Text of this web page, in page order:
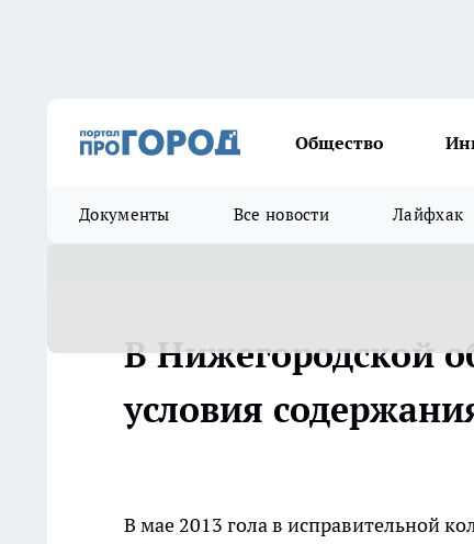
Общество
Документы Все новости Лайфхак
В Нижегородской
условия
В мае 2013 гола в исправительной